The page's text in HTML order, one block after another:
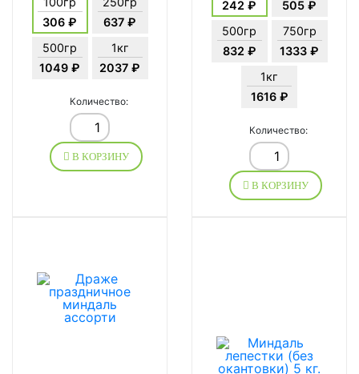
306 ₽
637 ₽
500гр
1049 ₽
1кг
2037 ₽
Количество:
В КОРЗИНУ
242 ₽
505 ₽
500гр
832 ₽
750гр
1333 ₽
1кг
1616 ₽
Количество:
В КОРЗИНУ